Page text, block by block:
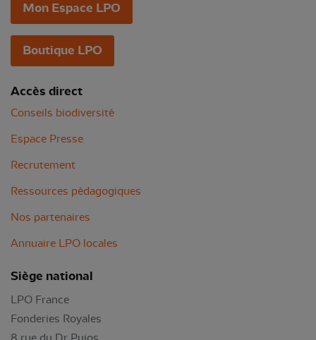
Mon Espace LPO
Boutique LPO
Accès direct
Conseils biodiversité
Espace Presse
Recrutement
Ressources pédagogiques
Nos partenaires
Annuaire LPO locales
Siège national
LPO France
Fonderies Royales